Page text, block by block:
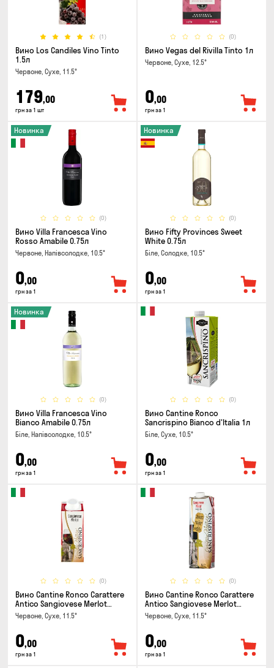
(1)
Вино Los Candiles Vino Tinto
1.5л
Червоне, Сухе, 11.5°
179,00
грн за 1 шт
(0)
Вино Vegas del Rivilla Tinto 1л
Червоне, Сухе, 12.5°
0,00
грн за 1
(0)
Новинка
Вино Villa Francesca Vino
Rosso Amabile 0.75л
Червоне, Напівсолодке, 10.5°
0,00
грн за 1
(0)
Новинка
Вино Fifty Provinces Sweet
White 0.75л
Біле, Солодке, 10.5°
0,00
грн за 1
(0)
Новинка
Вино Villa Francesca Vino
Bianco Amabile 0.75л
Біле, Напівсолодке, 10.5°
0,00
грн за 1
(0)
Вино Cantine Ronco
Sancrispino Bianco d'Italia 1л
Біле, Сухе, 10.5°
0,00
грн за 1
(0)
Вино Cantine Ronco Carattere
Antico Sangiovese Merlot
Rubicone IGT 0.25л
Червоне, Сухе, 11.5°
0,00
грн за 1
(0)
Вино Cantine Ronco Carattere
Antico Sangiovese Merlot
Rubicone IGT 1л
Червоне, Сухе, 11.5°
0,00
грн за 1